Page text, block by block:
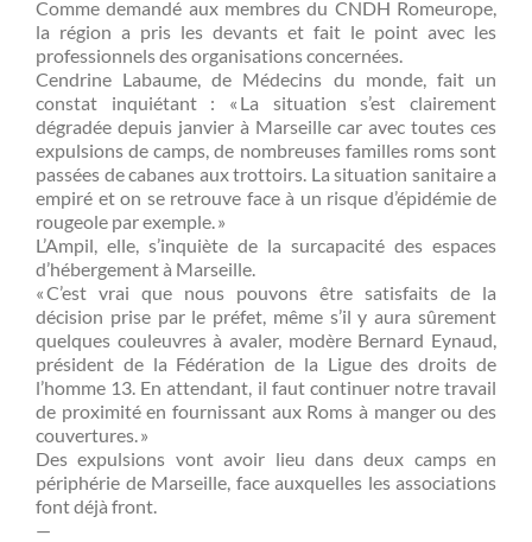
Comme demandé aux membres du CNDH Romeurope,
la région a pris les devants et fait le point avec les
professionnels des organisations concernées.
Cendrine Labaume, de Médecins du monde, fait un
constat inquiétant : « La situation s’est clairement
dégradée depuis janvier à Marseille car avec toutes ces
expulsions de camps, de nombreuses familles roms sont
passées de cabanes aux trottoirs. La situation sanitaire a
empiré et on se retrouve face à un risque d’épidémie de
rougeole par exemple. »
L’Ampil, elle, s’inquiète de la surcapacité des espaces
d’hébergement à Marseille.
« C’est vrai que nous pouvons être satisfaits de la
décision prise par le préfet, même s’il y aura sûrement
quelques couleuvres à avaler, modère Bernard Eynaud,
président de la Fédération de la Ligue des droits de
l’homme 13. En attendant, il faut continuer notre travail
de proximité en fournissant aux Roms à manger ou des
couvertures. »
Des expulsions vont avoir lieu dans deux camps en
périphérie de Marseille, face auxquelles les associations
font déjà front.
—